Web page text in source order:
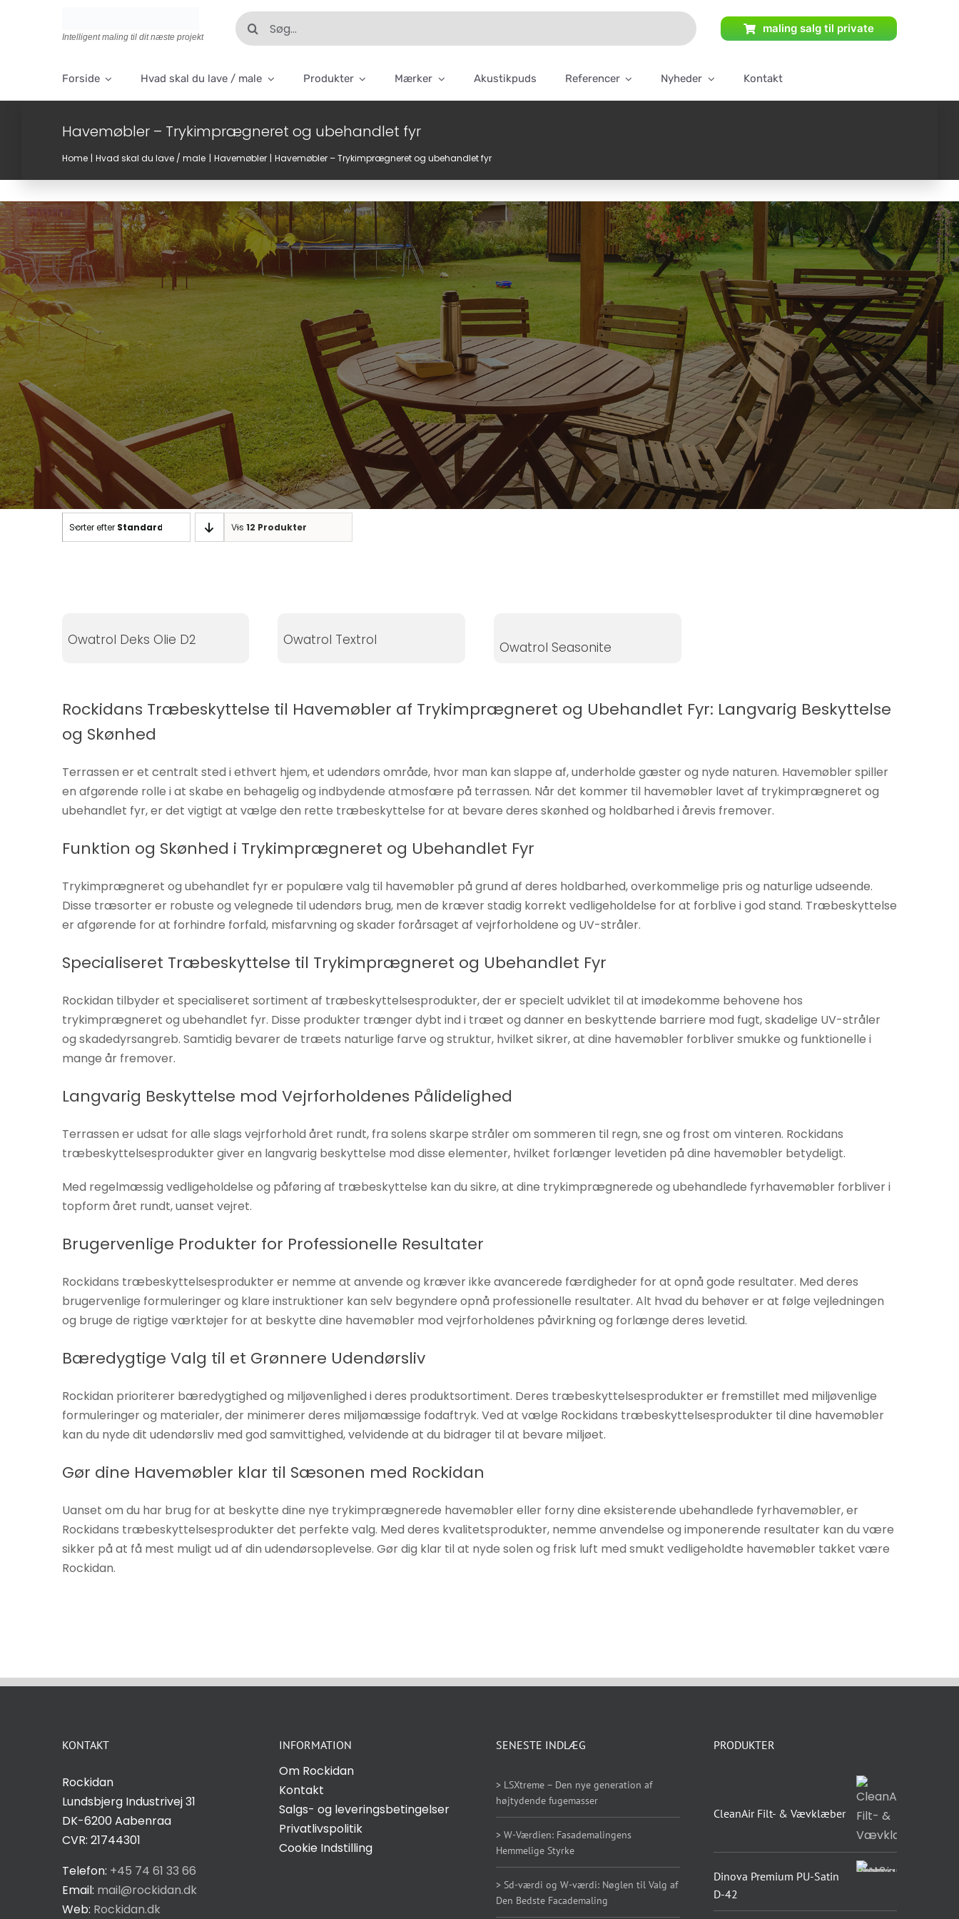
Intelligent maling til dit næste projekt
Søg
efter:
maling salg til private
Forside Hvad skal du lave / male Produkter Mærker Akustikpuds Referencer Nyheder Kontakt
Havemøbler – Trykimprægneret og ubehandlet fyr
Home Hvad skal du lave / male Havemøbler Havemøbler – Trykimprægneret og ubehandlet fyr
Sorter efter Standard Vis 12 Produkter
Owatrol Deks Olie D2 Owatrol Textrol Owatrol Seasonite
Rockidans Træbeskyttelse til Havemøbler af Trykimprægneret og Ubehandlet Fyr: Langvarig Beskyttelse
og Skønhed
Terrassen er et centralt sted i ethvert hjem, et udendørs område, hvor man kan slappe af, underholde gæster og nyde naturen. Havemøbler spiller
en afgørende rolle i at skabe en behagelig og indbydende atmosfære på terrassen. Når det kommer til havemøbler lavet af trykimprægneret og
ubehandlet fyr, er det vigtigt at vælge den rette træbeskyttelse for at bevare deres skønhed og holdbarhed i årevis fremover.
Funktion og Skønhed i Trykimprægneret og Ubehandlet Fyr
Trykimprægneret og ubehandlet fyr er populære valg til havemøbler på grund af deres holdbarhed, overkommelige pris og naturlige udseende.
Disse træsorter er robuste og velegnede til udendørs brug, men de kræver stadig korrekt vedligeholdelse for at forblive i god stand. Træbeskyttelse
er afgørende for at forhindre forfald, misfarvning og skader forårsaget af vejrforholdene og UV-stråler.
Specialiseret Træbeskyttelse til Trykimprægneret og Ubehandlet Fyr
Rockidan tilbyder et specialiseret sortiment af træbeskyttelsesprodukter, der er specielt udviklet til at imødekomme behovene hos
trykimprægneret og ubehandlet fyr. Disse produkter trænger dybt ind i træet og danner en beskyttende barriere mod fugt, skadelige UV-stråler
og skadedyrsangreb. Samtidig bevarer de træets naturlige farve og struktur, hvilket sikrer, at dine havemøbler forbliver smukke og funktionelle i
mange år fremover.
Langvarig Beskyttelse mod Vejrforholdenes Pålidelighed
Terrassen er udsat for alle slags vejrforhold året rundt, fra solens skarpe stråler om sommeren til regn, sne og frost om vinteren. Rockidans
træbeskyttelsesprodukter giver en langvarig beskyttelse mod disse elementer, hvilket forlænger levetiden på dine havemøbler betydeligt.
Med regelmæssig vedligeholdelse og påføring af træbeskyttelse kan du sikre, at dine trykimprægnerede og ubehandlede fyrhavemøbler forbliver i
topform året rundt, uanset vejret.
Brugervenlige Produkter for Professionelle Resultater
Rockidans træbeskyttelsesprodukter er nemme at anvende og kræver ikke avancerede færdigheder for at opnå gode resultater. Med deres
brugervenlige formuleringer og klare instruktioner kan selv begyndere opnå professionelle resultater. Alt hvad du behøver er at følge vejledningen
og bruge de rigtige værktøjer for at beskytte dine havemøbler mod vejrforholdenes påvirkning og forlænge deres levetid.
Bæredygtige Valg til et Grønnere Udendørsliv
Rockidan prioriterer bæredygtighed og miljøvenlighed i deres produktsortiment. Deres træbeskyttelsesprodukter er fremstillet med miljøvenlige
formuleringer og materialer, der minimerer deres miljømæssige fodaftryk. Ved at vælge Rockidans træbeskyttelsesprodukter til dine havemøbler
kan du nyde dit udendørsliv med god samvittighed, velvidende at du bidrager til at bevare miljøet.
Gør dine Havemøbler klar til Sæsonen med Rockidan
Uanset om du har brug for at beskytte dine nye trykimprægnerede havemøbler eller forny dine eksisterende ubehandlede fyrhavemøbler, er
Rockidans træbeskyttelsesprodukter det perfekte valg. Med deres kvalitetsprodukter, nemme anvendelse og imponerende resultater kan du være
sikker på at få mest muligt ud af din udendørsoplevelse. Gør dig klar til at nyde solen og frisk luft med smukt vedligeholdte havemøbler takket være
Rockidan.
KONTAKT
Rockidan
Lundsbjerg Industrivej 31
DK-6200 Aabenraa
CVR: 21744301
Telefon: +45 74 61 33 66
Email: mail@rockidan.dk
Web: Rockidan.dk
INFORMATION
Om Rockidan
Kontakt
Salgs- og leveringsbetingelser
Privatlivspolitik
Cookie Indstilling
SENESTE INDLÆG
> LSXtreme – Den nye generation af
højtydende fugemasser
> W-Værdien: Fasademalingens
Hemmelige Styrke
> Sd-værdi og W-værdi: Nøglen til Valg af
Den Bedste Facademaling
PRODUKTER
CleanAir Filt- & Vævklæber
Dinova Premium PU-Satin
D-42
Nødvendige
Disse cookies
er ikke
valgfrie. De er
nødvendige
hjemmesidens
og struktur, ud
hjemmesiden
Oplevelse
hjemmeside
skal fungere
så godt som
cookies,
forsvinder
funktioner fra
Marketing
interesser
chancen
for at se
tilpasset